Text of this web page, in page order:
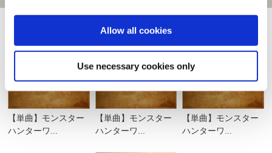
Allow all cookies
Use necessary cookies only
おすすめ商品
【単曲】モンスター
ハンターワ...
【単曲】モンスター
ハンターワ...
【単曲】モンスター
ハンターワ...